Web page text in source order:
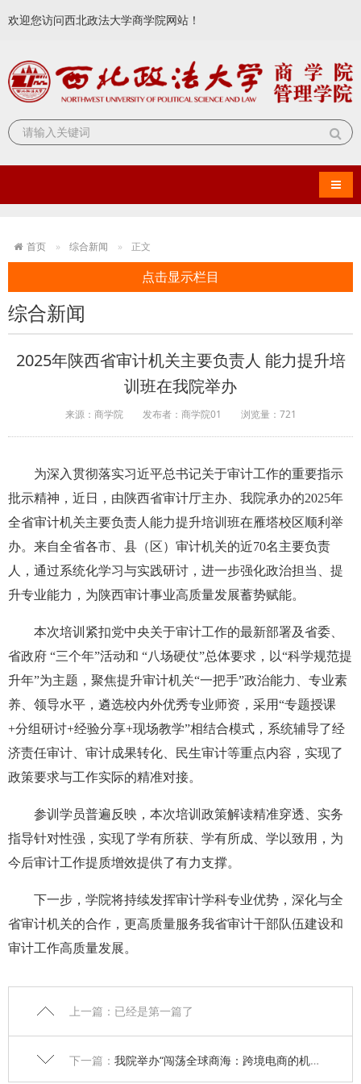
欢迎您访问西北政法大学商学院网站！
导航
首页 综合新闻 正文
点击显示栏目
综合新闻
2025年陕西省审计机关主要负责人 能力提升培
训班在我院举办
来源：商学院 发布者：商学院01 浏览量： 721
为深入贯彻落实习近平总书记关于审计工作的重要指示
批示精神，近日，由陕西省审计厅主办、我院承办的2025年
全省审计机关主要负责人能力提升培训班在雁塔校区顺利举
办。来自全省各市、县（区）审计机关的近70名主要负责
人，通过系统化学习与实践研讨，进一步强化政治担当、提
升专业能力，为陕西审计事业高质量发展蓄势赋能。​
本次培训紧扣党中央关于审计工作的最新部署及省委、
省政府 “三个年”活动和 “八场硬仗”总体要求，以“科学规范提
升年”为主题，聚焦提升审计机关“一把手”政治能力、专业素
养、领导水平，遴选校内外优秀专业师资，采用“专题授课
+分组研讨+经验分享+现场教学”相结合模式，系统辅导了经
济责任审计、审计成果转化、民生审计等重点内容，实现了
政策要求与工作实际的精准对接。
参训学员普遍反映，本次培训政策解读精准穿透、实务
指导针对性强，实现了学有所获、学有所成、学以致用，为
今后审计工作提质增效提供了有力支撑。​
下一步，学院将持续发挥审计学科专业优势，深化与全
省审计机关的合作，更高质量服务我省审计干部队伍建设和
审计工作高质量发展。
上一篇：已经是第一篇了
下一篇： 我院举办“闯荡全球商海：跨境电商的机遇、职业与未来”专题报告会